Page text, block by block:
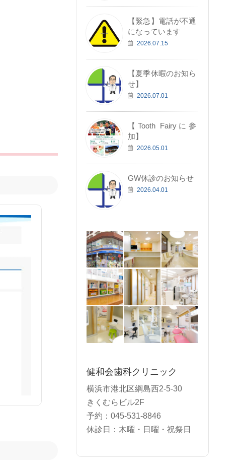
【緊急】電話が不通
になっています
2026.07.15
【夏季休暇のお知ら
せ】
2026.07.01
【Tooth Fairyに参
加】
2026.05.01
GW休診のお知らせ
2026.04.01
健和会歯科クリニック
横浜市港北区綱島西2-5-30
きくむらビル2F
予約：045-531-8846
休診日：木曜・日曜・祝祭日